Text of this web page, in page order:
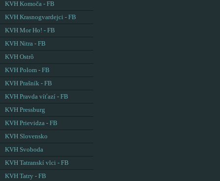
KVH Komoča - FB
KVH Krasnogvardejci - FB
KVH Mor Ho! - FB
KVH Nitra - FB
KVH Ostrô
KVH Polom - FB
KVH Prašník - FB
KVH Pravda víťazí - FB
KVH Pressburg
KVH Prievidza - FB
KVH Slovensko
KVH Svoboda
KVH Tatranskí vlci - FB
KVH Tatry - FB